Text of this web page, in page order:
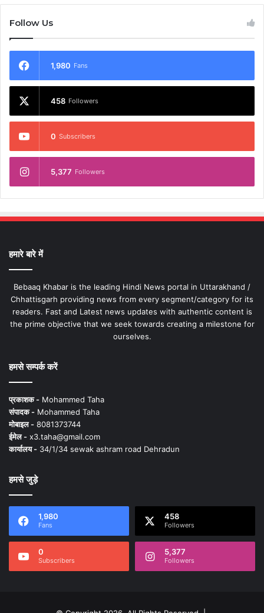
Follow Us
1,980 Fans
458 Followers
0 Subscribers
5,377 Followers
हमारे बारे में
Bebaaq Khabar is the leading Hindi News portal in Uttarakhand /
Chhattisgarh providing news from every segment/category for its
readers. Fast and Latest news updates with authentic content is
the prime objective that we seek towards creating a milestone for
ourselves.
हमसे सम्पर्क करें
प्रकाशक - Mohammed Taha
संपादक - Mohammed Taha
मोबाइल - 8081373744
ईमेल - x3.taha@gmail.com
कार्यालय - 34/1/34 sewak ashram road Dehradun
हमसे जुड़े
1,980
Fans
458
Followers
0
Subscribers
5,377
Followers